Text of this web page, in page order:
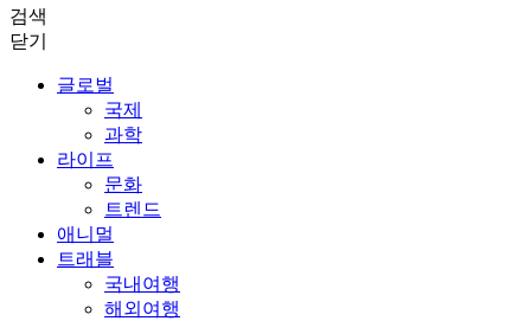
검색
닫기
글로벌
국제
과학
라이프
문화
트렌드
애니멀
트래블
국내여행
해외여행